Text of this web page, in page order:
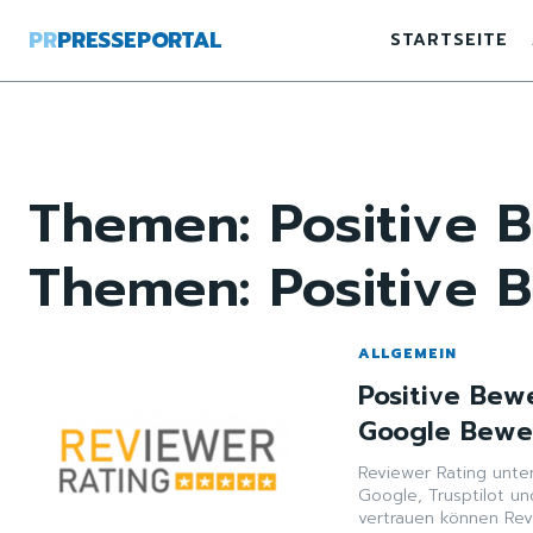
PRPRESSEPORTAL STARTSEITE
Themen: Positive
Themen: Positive
ALLGEMEIN
Positive
Google
Reviewer Rating
Google, Trusptilot
vertrauen können